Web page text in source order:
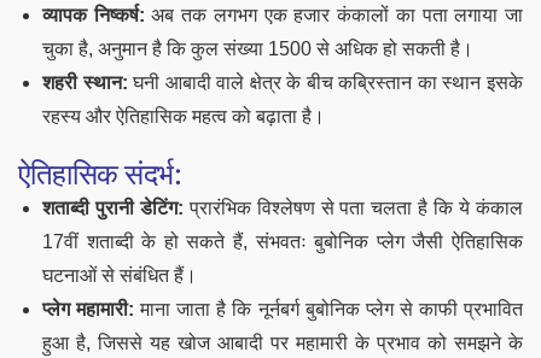
व्यापक निष्कर्ष: अब तक लगभग एक हजार कंकालों का पता लगाया जा
चुका है, अनुमान है कि कुल संख्या 1500 से अधिक हो सकती है।
शहरी स्थान:घनी आबादी वाले क्षेत्र के बीच कब्रिस्तान का स्थान इसके
रहस्य और ऐतिहासिक महत्व को बढ़ाता है।
ऐतिहासिक संदर्भ:
शताब्दी पुरानी डेटिंग: प्रारंभिक विश्लेषण से पता चलता है कि ये कंकाल
17वीं शताब्दी के हो सकते हैं, संभवतः बुबोनिक प्लेग जैसी ऐतिहासिक
घटनाओं से संबंधित हैं।
प्लेग महामारी: माना जाता है कि नूर्नबर्ग बुबोनिक प्लेग से काफी प्रभावित
हुआ है, जिससे यह खोज आबादी पर महामारी के प्रभाव को समझने के